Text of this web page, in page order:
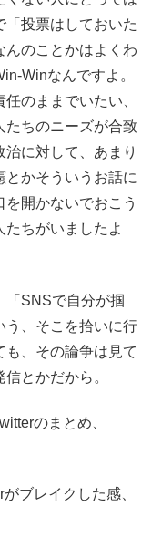
「投票はしておいた
のことかはよくわ
Winなんですよ。
のままでいたい、
たちのニーズが合致
に対して、あまり
とかそういうお話に
開かないでおこう
たちがいましたよ
「SNSで自分が掴
う、そこを拾いに行
も、その論争は見て
とかだから。
のまとめ、
ブレイクした感、